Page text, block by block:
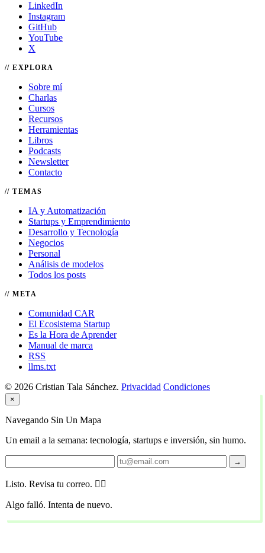
LinkedIn
Instagram
GitHub
YouTube
X
EXPLORA
Sobre mí
Charlas
Cursos
Recursos
Herramientas
Libros
Podcasts
Newsletter
Contacto
TEMAS
IA y Automatización
Startups y Emprendimiento
Desarrollo y Tecnología
Negocios
Personal
Análisis de modelos
Todos los posts
META
Comunidad CAR
El Ecosistema Startup
Es la Hora de Aprender
Manual de marca
RSS
llms.txt
© 2026 Cristian Tala Sánchez. Privacidad Condiciones
×
Navegando Sin Un Mapa
Un email a la semana: tecnología, startups e inversión, sin humo.
→
Listo. Revisa tu correo. 🏴‍☠️
Algo falló. Intenta de nuevo.